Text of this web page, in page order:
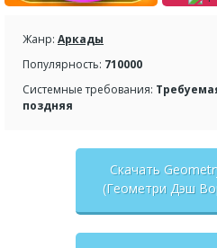
Жанр: Аркады
Популярность: 710000
Системные требования:
поздняя
Скачать
(Геометри Дэш